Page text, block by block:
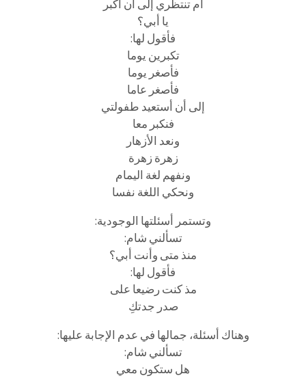
أم تنتظري إلى أن أكبر
يا أبي؟
فأقول لها:
تكبرين يوما
فأصغر يوما
فأصغر عاما
إلى أن أستعيد طفولتي
فنكبر معا
ونعد الأزهار
زهرة زهرة
ونفهم لغة اليمام
ونحكي اللغة نفسا
وتستمر أسئلتها الوجودية:
تسألني شام:
منذ متى وأنت أبي؟
فأقول لها:
مذ كنت رضيعا على
صدر جدتكِ
وهناك أسئلة، جمالها في عدم الإجابة عليها:
تسألني شام:
هل ستكون معي